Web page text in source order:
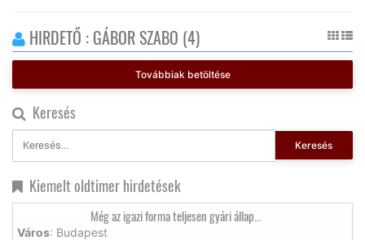
HIRDETŐ : GÁBOR SZABO (4)
Továbbiak betöltése
Keresés
Keresés
Kiemelt oldtimer hirdetések
Még az igazi forma teljesen gyári állap...
Város: Budapest